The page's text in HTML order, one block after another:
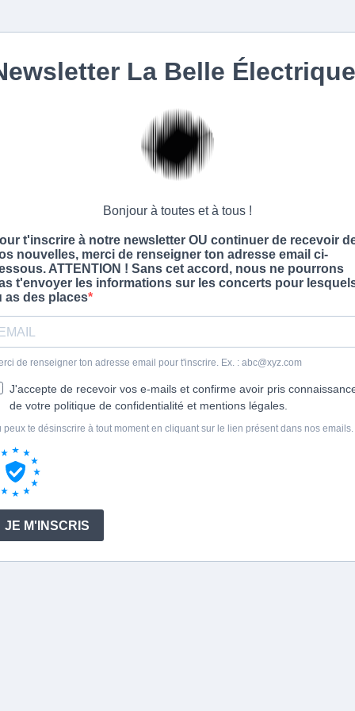
La Belle Électrique
Bonjour à toutes et à tous !
t'inscrire à notre newsletter OU continuer de recevoir
nouvelles, merci de renseigner ton adresse email ci-
ATTENTION ! Sans cet accord, nous ne pourrons
t'envoyer les informations sur les concerts pour
as des places
de renseigner ton adresse email pour t'inscrire. Ex. : abc@xyz.com
J'accepte de recevoir vos e-mails et confirme avoir pris
de votre politique de confidentialité et mentions légales.
peux te désinscrire à tout moment en cliquant sur le lien présent dans nos emails.
JE M'INSCRIS